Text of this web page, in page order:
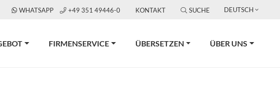
WHATSAPP +49 351 49446-0 KONTAKT SUCHE DEUTSCH
FIRMENSERVICE ÜBERSETZEN ÜBER UNS